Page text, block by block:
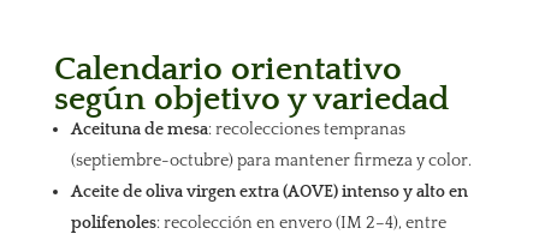
Calendario orientativo
según objetivo y variedad
Aceituna de mesa: recolecciones tempranas
(septiembre-octubre) para mantener firmeza y color.
Aceite de oliva virgen extra (AOVE) intenso y alto en
polifenoles: recolección en envero (IM 2–4), entre